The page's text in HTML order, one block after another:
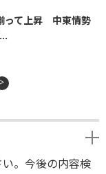
って上昇 中東情勢
。今後の内容検